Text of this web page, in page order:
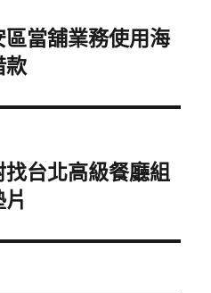
當舖業務使用海
款
台北高級餐廳組